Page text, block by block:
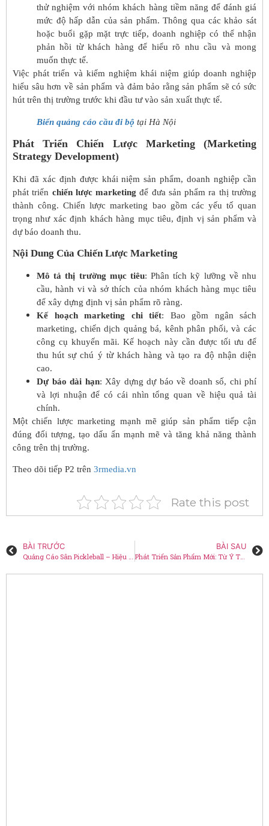
thử nghiệm với nhóm khách hàng tiềm năng để đánh giá
mức độ hấp dẫn của sản phẩm. Thông qua các khảo sát
hoặc buổi gặp mặt trực tiếp, doanh nghiệp có thể nhận
phản hồi từ khách hàng để hiểu rõ nhu cầu và mong
muốn thực tế.
Việc phát triển và kiểm nghiệm khái niệm giúp doanh nghiệp
hiểu sâu hơn về sản phẩm và đảm bảo rằng sản phẩm sẽ có sức
hút trên thị trường trước khi đầu tư vào sản xuất thực tế.
Biển quảng cáo cầu đi bộ tại Hà Nội
Phát Triển Chiến Lược Marketing (Marketing
Strategy Development)
Khi đã xác định được khái niệm sản phẩm, doanh nghiệp cần
phát triển chiến lược marketing để đưa sản phẩm ra thị trường
thành công. Chiến lược marketing bao gồm các yếu tố quan
trọng như xác định khách hàng mục tiêu, định vị sản phẩm và
dự báo doanh thu.
Nội Dung Của Chiến Lược Marketing
Mô tả thị trường mục tiêu: Phân tích kỹ lưỡng về nhu
cầu, hành vi và sở thích của nhóm khách hàng mục tiêu
để xây dựng định vị sản phẩm rõ ràng.
Kế hoạch marketing chi tiết: Bao gồm ngân sách
marketing, chiến dịch quảng bá, kênh phân phối, và các
công cụ khuyến mãi. Kế hoạch này cần được tối ưu để
thu hút sự chú ý từ khách hàng và tạo ra độ nhận diện
cao.
Dự báo dài hạn: Xây dựng dự báo về doanh số, chi phí
và lợi nhuận để có cái nhìn tổng quan về hiệu quả tài
chính.
Một chiến lược marketing mạnh mẽ giúp sản phẩm tiếp cận
đúng đối tượng, tạo dấu ấn mạnh mẽ và tăng khả năng thành
công trên thị trường.
Theo dõi tiếp P2 trên 3rmedia.vn
Rate this post
BÀI TRƯỚC
Quảng Cáo Sân Pickleball – Hiệu quả và Tiềm năng
BÀI SAU
Phát Triển Sản Phẩm Mới: Từ Ý Tưởng Đến Thương Mại (P2)